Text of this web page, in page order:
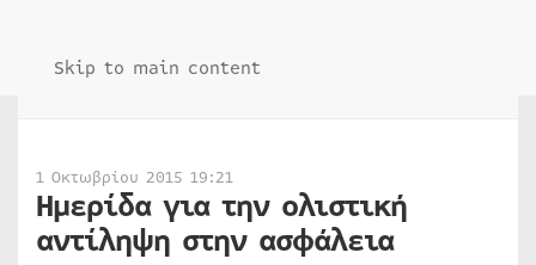
Skip to main content
1 Οκτωβρίου 2015 19:21
Ημερίδα για την ολιστική
αντίληψη στην ασφάλεια